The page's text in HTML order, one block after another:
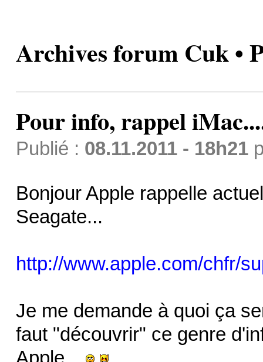
Archives forum Cuk •
Pour info, rappel
Publié : 08.11.2011 - 18h21
Bonjour Apple rappelle
Seagate...
http://www.apple.com/chfr/
Je me demande à quoi ça
faut "découvrir" ce genre